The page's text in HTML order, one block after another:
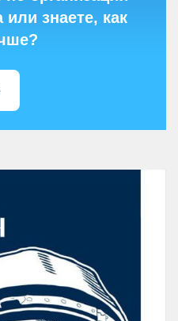
или знаете, как